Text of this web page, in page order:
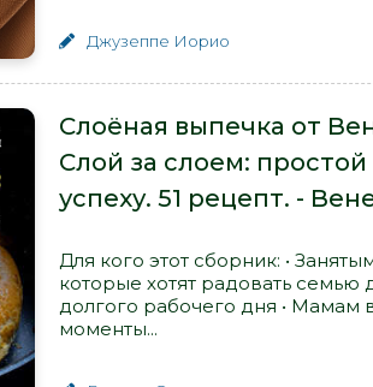
Джузеппе Иорио
Слоёная выпечка от
Слой за слоем:
успеху. 51 рецепт. -
Для кого этот сборник: •
которые хотят радовать
долгого рабочего дня • Мамам
моменты...